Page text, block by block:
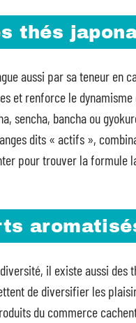
thés
aussi par sa teneur en
et renforce le
sencha, bancha ou
dits « actifs »,
pour trouver la formule
il existe aussi des
de diversifier les
du commerce